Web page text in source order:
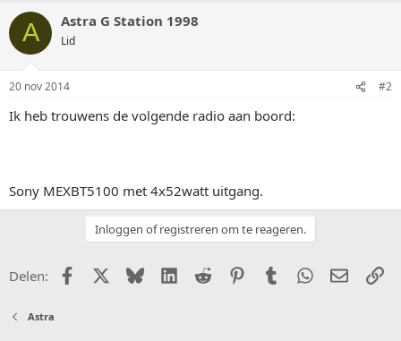
A Astra G Station 1998
Lid
20 nov 2014 #2
Ik heb trouwens de volgende radio aan boord:
Sony MEXBT5100 met 4x52watt uitgang.
Inloggen of registreren om te reageren.
Delen: FacebookX (Twitter)
BlueskyLinkedIn
Reddit PinterestTumblr WhatsApp
E-mail
Astra